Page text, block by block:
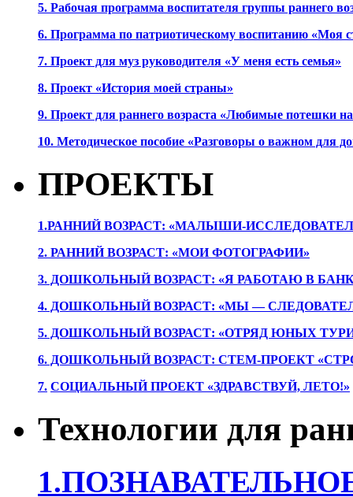
5. Рабочая программа воспитателя группы раннего
6. Программа по патриотическому воспитанию «Моя
7. Проект для муз руководителя «У меня есть семья»
8. Проект «История моей страны»
9. Проект для раннего возраста «Любимые потешки
10. Методическое пособие «Разговоры о важном для
ПРОЕКТЫ
1.РАННИЙ ВОЗРАСТ: «МАЛЫШИ-
2. РАННИЙ ВОЗРАСТ: «МОИ ФОТОГРАФИИ»
3. ДОШКОЛЬНЫЙ ВОЗРАСТ: «Я РАБОТАЮ В
4. ДОШКОЛЬНЫЙ ВОЗРАСТ: «МЫ —
5. ДОШКОЛЬНЫЙ ВОЗРАСТ: «ОТРЯД ЮНЫХ
6. ДОШКОЛЬНЫЙ ВОЗРАСТ: СТЕМ-ПРОЕКТ
7. СОЦИАЛЬНЫЙ ПРОЕКТ «ЗДРАВСТВУЙ, ЛЕТО!»
Технологии для